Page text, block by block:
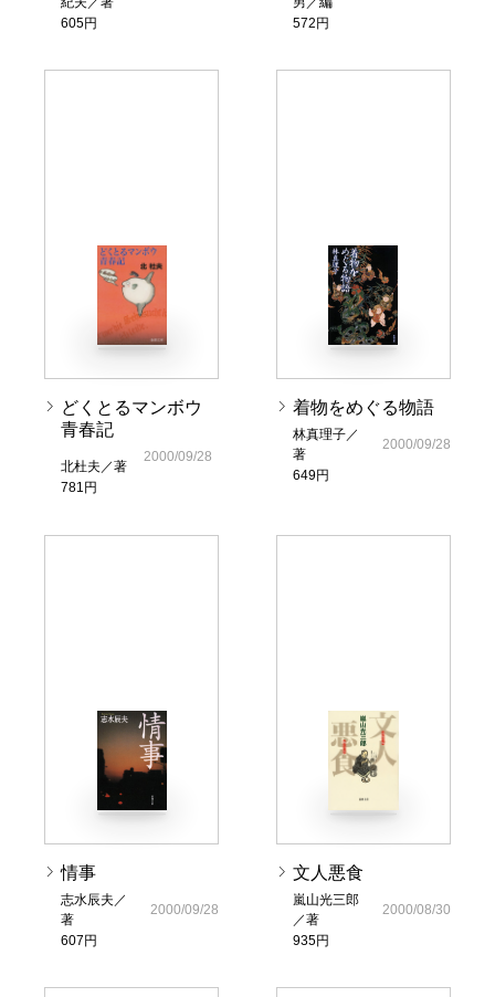
605円
572円
どくとるマンボウ
青春記
北杜夫／著
781円
2000/09/28
着物をめぐる物語
林真理子／
著
649円
2000/09/28
情事
志水辰夫／
著
607円
2000/09/28
文人悪食
嵐山光三郎
／著
935円
2000/08/30